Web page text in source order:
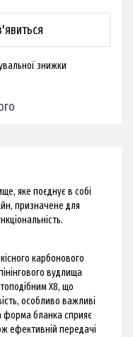
знижки
яке поєднує в собі
призначене для
карбонового
вудлища
X8, що
особливо важливі
форма бланка сприяє
ефективній передачі